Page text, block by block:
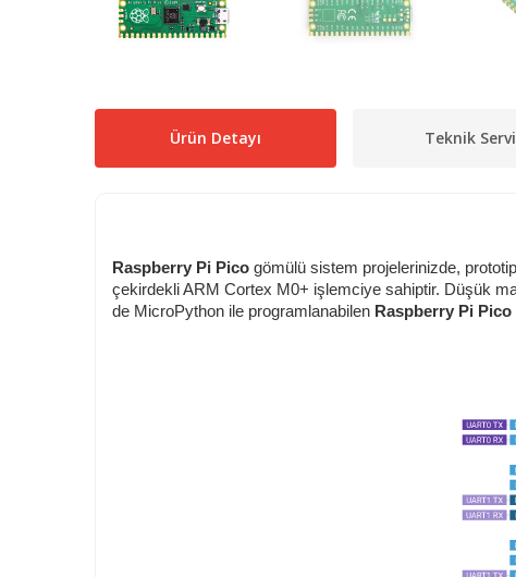
Ürün Detayı Teknik
Raspberry Pi Pico gömülü sistem projelerinizde,
çekirdekli ARM Cortex M0+ işlemciye sahiptir. Düşük
de MicroPython ile programlanabilen Raspberry Pi Pico